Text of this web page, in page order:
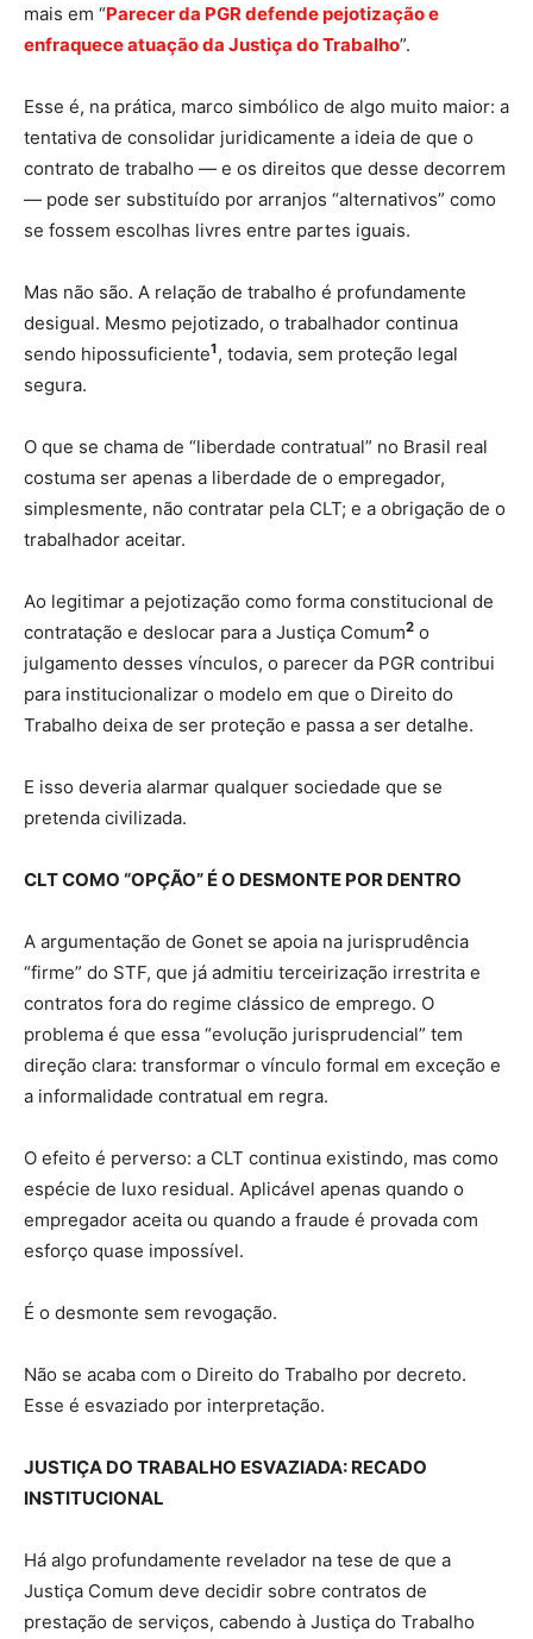
mais em “Parecer da PGR defende pejotização e
enfraquece atuação da Justiça do Trabalho”.
Esse é, na prática, marco simbólico de algo muito maior: a
tentativa de consolidar juridicamente a ideia de que o
contrato de trabalho — e os direitos que desse decorrem
— pode ser substituído por arranjos “alternativos” como
se fossem escolhas livres entre partes iguais.
Mas não são. A relação de trabalho é profundamente
desigual. Mesmo pejotizado, o trabalhador continua
sendo hipossuficiente1, todavia, sem proteção legal
segura.
O que se chama de “liberdade contratual” no Brasil real
costuma ser apenas a liberdade de o empregador,
simplesmente, não contratar pela CLT; e a obrigação de o
trabalhador aceitar.
Ao legitimar a pejotização como forma constitucional de
contratação e deslocar para a Justiça Comum2 o
julgamento desses vínculos, o parecer da PGR contribui
para institucionalizar o modelo em que o Direito do
Trabalho deixa de ser proteção e passa a ser detalhe.
E isso deveria alarmar qualquer sociedade que se
pretenda civilizada.
CLT COMO “OPÇÃO” É O DESMONTE POR DENTRO
A argumentação de Gonet se apoia na jurisprudência
“firme” do STF, que já admitiu terceirização irrestrita e
contratos fora do regime clássico de emprego. O
problema é que essa “evolução jurisprudencial” tem
direção clara: transformar o vínculo formal em exceção e
a informalidade contratual em regra.
O efeito é perverso: a CLT continua existindo, mas como
espécie de luxo residual. Aplicável apenas quando o
empregador aceita ou quando a fraude é provada com
esforço quase impossível.
É o desmonte sem revogação.
Não se acaba com o Direito do Trabalho por decreto.
Esse é esvaziado por interpretação.
JUSTIÇA DO TRABALHO ESVAZIADA: RECADO
INSTITUCIONAL
Há algo profundamente revelador na tese de que a
Justiça Comum deve decidir sobre contratos de
prestação de serviços, cabendo à Justiça do Trabalho